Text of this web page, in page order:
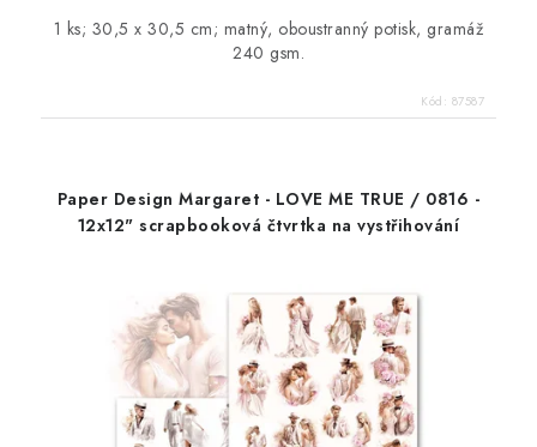
1 ks; 30,5 x 30,5 cm; matný, oboustranný potisk, gramáž
240 gsm.
Kód: 87587
Paper Design Margaret - LOVE ME TRUE / 0816 -
12x12" scrapbooková čtvrtka na vystřihování